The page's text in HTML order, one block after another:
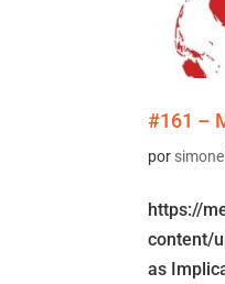
#161 –
por simone
https://
content/
as